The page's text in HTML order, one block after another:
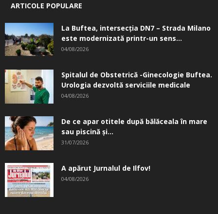
ARTICOLE POPULARE
La Buftea, intersecţia DN7 – Strada Milano
este modernizată printr-un sens...
04/08/2026
Spitalul de Obstetrică -Ginecologie Buftea.
Urologia dezvoltă serviciile medicale
04/08/2026
De ce apar otitele după bălăceala în mare
sau piscină și...
31/07/2026
A apărut Jurnalul de Ilfov!
04/08/2026